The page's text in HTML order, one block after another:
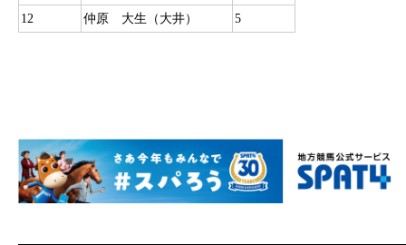
12
仲原 大生（大井） 5